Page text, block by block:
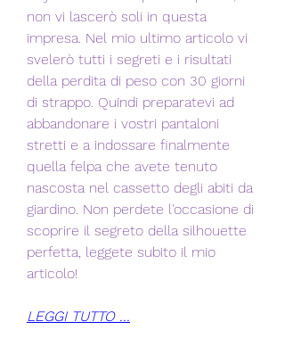
non vi lascerò soli in questa
impresa. Nel mio ultimo articolo vi
svelerò tutti i segreti e i risultati
della perdita di peso con 30 giorni
di strappo. Quindi preparatevi ad
abbandonare i vostri pantaloni
stretti e a indossare finalmente
quella felpa che avete tenuto
nascosta nel cassetto degli abiti da
giardino. Non perdete l'occasione di
scoprire il segreto della silhouette
perfetta, leggete subito il mio
articolo!
LEGGI TUTTO ...